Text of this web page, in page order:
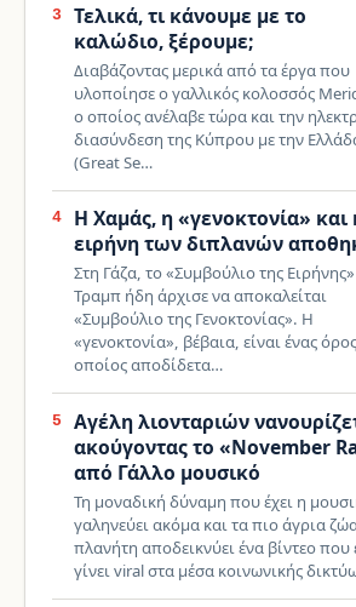
3
Τελικά, τι κάνουμε με το
καλώδιο, ξέρουμε;
Διαβάζοντας μερικά από τα έργα που
υλοποίησε ο γαλλικός κολοσσός
ο οποίος ανέλαβε τώρα και την
διασύνδεση της Κύπρου με την
(Great Se…
4
Η Χαμάς, η «γενοκτονία» και
ειρήνη των διπλανών
Στη Γάζα, το «Συμβούλιο της
Τραμπ ήδη άρχισε να αποκαλείται
«Συμβούλιο της Γενοκτονίας». Η
«γενοκτονία», βέβαια, είναι ένας
οποίος αποδίδετα…
5
Αγέλη λιονταριών
ακούγοντας το «November
από Γάλλο μουσικό
Τη μοναδική δύναμη που έχει η
γαληνεύει ακόμα και τα πιο άγρια
πλανήτη αποδεικνύει ένα βίντεο που
γίνει viral στα μέσα κοινωνικής